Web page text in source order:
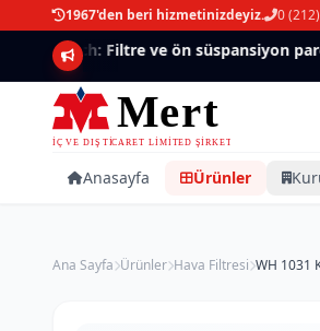
1967'den beri hizmetinizdeyiz. 0
Mannlich: Filtre ve ön süspansiyon
Anasayfa Ürünler
Ana Sayfa Ürünler Hava Filtresi